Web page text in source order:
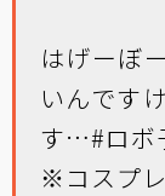
はげーぼ
いんです
す…#ロボ
※コスプレ